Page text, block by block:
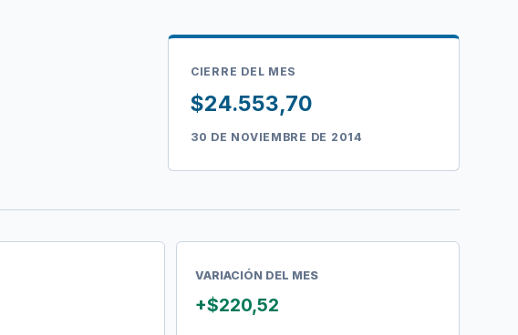
CIERRE DEL MES
$24.553,70
30 DE NOVIEMBRE DE 2014
VARIACIÓN DEL MES
+$220,52